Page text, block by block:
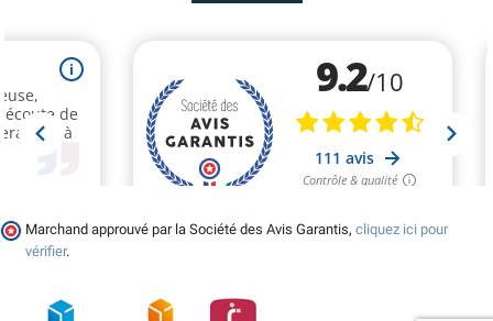
Marchand approuvé par la Société des Avis Garantis, cliquez ici pour
vérifier.